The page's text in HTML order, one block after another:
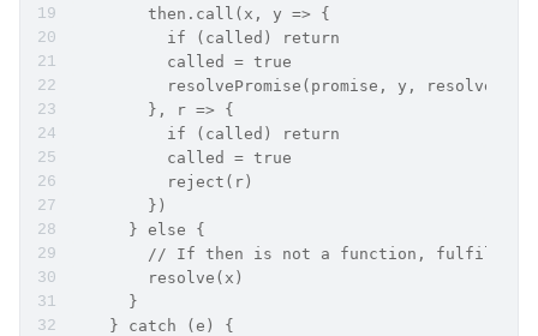
        then.call(x, y => {
          if (called) return
          called = true
resolvePromise(promise, y, resolve,
        }, r => {
          if (called) return
          called = true
          reject(r)
        })
      } else {
// If then is not a function, fulfill
        resolve(x)
      }
    } catch (e) {